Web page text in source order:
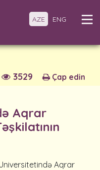
AZE ENG
Çap edin
3529
Aqrar
Aqrar